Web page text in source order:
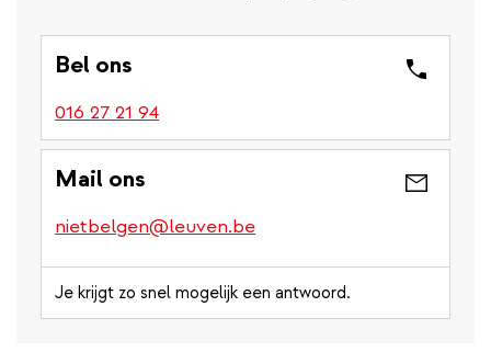
Bel ons
016 27 21 94
Mail ons
nietbelgen@leuven.be
Je krijgt zo snel mogelijk een antwoord.